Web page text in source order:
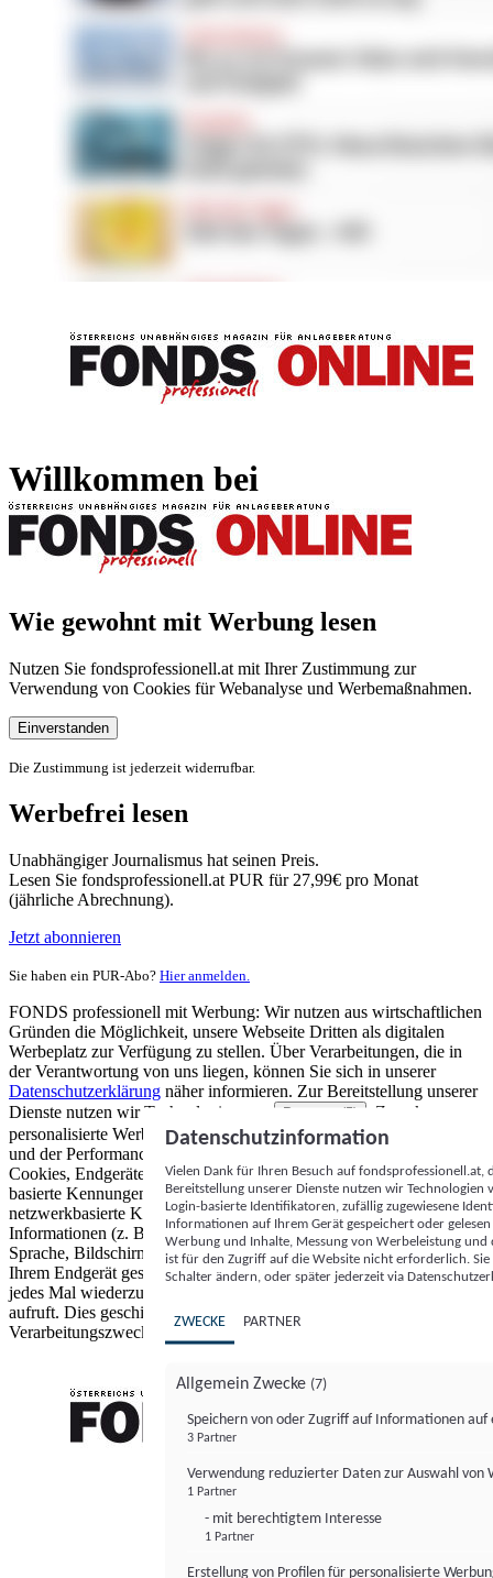
Willkommen bei
Wie gewohnt mit Werbung lesen
Nutzen Sie fondsprofessionell.at mit Ihrer Zustimmung zur
Verwendung von Cookies für Webanalyse und Werbemaßnahmen.
Einverstanden
Die Zustimmung ist jederzeit widerrufbar.
Werbefrei lesen
Unabhängiger Journalismus hat seinen Preis.
Lesen Sie fondsprofessionell.at PUR für 27,99€ pro Monat
(jährliche Abrechnung).
Jetzt abonnieren
Sie haben ein PUR-Abo? Hier anmelden.
FONDS professionell mit Werbung: Wir nutzen aus wirtschaftlichen
Gründen die Möglichkeit, unsere Webseite Dritten als digitalen
Werbeplatz zur Verfügung zu stellen. Über Verarbeitungen, die in
der Verantwortung von uns liegen, können Sie sich in unserer
Datenschutzerklärung näher informieren. Zur Bereitstellung unserer
Dienste nutzen wir Technologien von
Partnern (5)
. Zwecke:
personalisierte Werbung und Inhalte, Messung von Werbeleistung
und der Performance von Inhalten sowie Zielgruppenforschung.
Cookies, Endgeräte- oder ähnliche Online-Kennungen (z. B. login-
basierte Kennungen, zufällig generierte Kennungen,
netzwerkbasierte Kennungen) können zusammen mit anderen
Informationen (z. B. Browsertyp und Browserinformationen,
Sprache, Bildschirmgröße, unterstützte Technologien usw.) auf
Ihrem Endgerät gespeichert oder von dort ausgelesen werden, um es
jedes Mal wiederzuerkennen, wenn es eine App oder einer Webseite
aufruft. Dies geschieht für einen oder mehrere der hier aufgeführten
Verarbeitungszwecke.
Datenschutzinformation
Vielen Dank für Ihren Besuch auf
Bereitstellung unserer Dienste nutzen wir Technologien
Login-basierte Identifikatoren, zufällig zugewiesene
Informationen auf Ihrem Gerät gespeichert oder
Werbung und Inhalte, Messung von Werbeleistung
ist für den Zugriff auf die Website nicht erforderlich.
Schalter ändern, oder später jederzeit via
ZWECKE PARTNER
Allgemein Zwecke (7)
Speichern von oder Zugriff auf Informationen auf
3 Partner
Verwendung reduzierter Daten zur Auswahl von
1 Partner
- mit berechtigtem Interesse
1 Partner
Erstellung von Profilen für personalisierte
FONDS professionell